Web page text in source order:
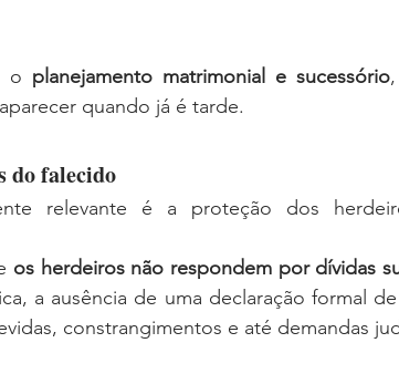
o planejamento matrimonial e sucessório
quando já é tarde.
do falecido
relevante é a proteção dos
os herdeiros não respondem por dívidas
a ausência de uma declaração formal
constrangimentos e até demandas